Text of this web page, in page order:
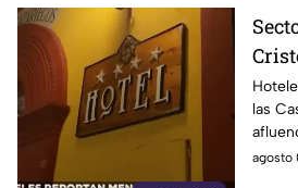
las
agosto